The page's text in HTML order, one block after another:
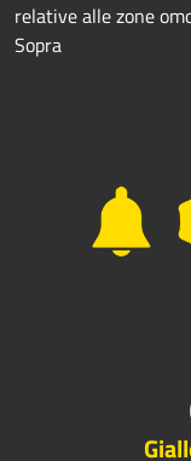
relative alle zone
Sopra